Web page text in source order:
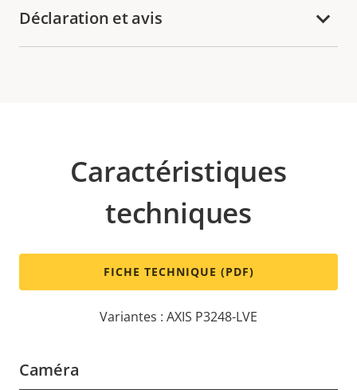
Déclaration et avis
Caractéristiques
techniques
FICHE TECHNIQUE (PDF)
Variantes : AXIS P3248-LVE
Caméra